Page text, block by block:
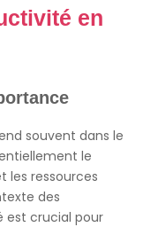
en
souvent dans le
le
les ressources
des
est crucial pour